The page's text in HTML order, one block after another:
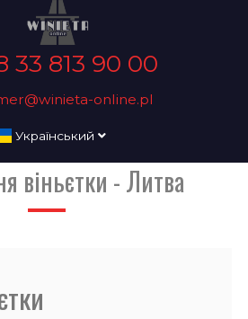
33 813 90 00
online.pl
Український
віньєтки - Литва